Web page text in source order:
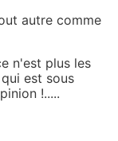
autre comme
n'est plus les
est sous
!.....